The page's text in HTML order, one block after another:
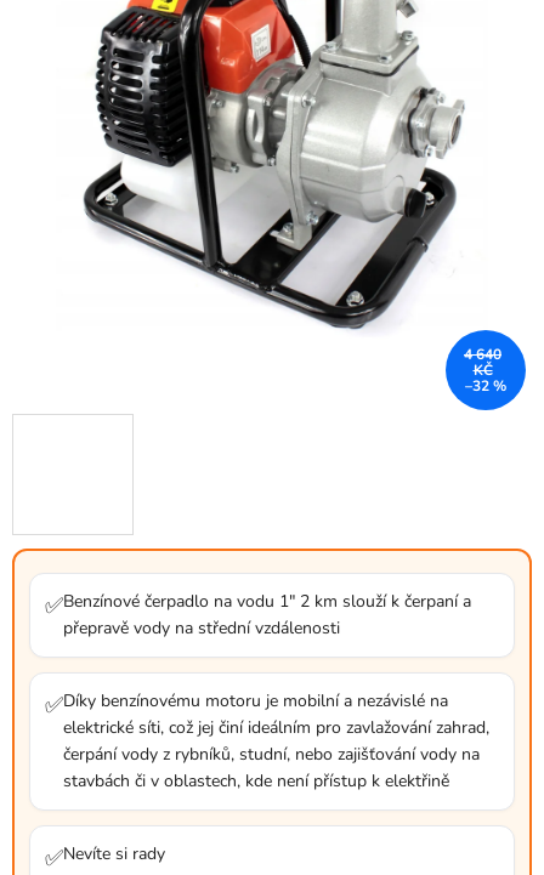
✅Benzínové čerpadlo na vodu 1" 2 km slouží k čerpaní a
přepravě vody na střední vzdálenosti
✅Díky benzínovému motoru je mobilní a nezávislé na
elektrické síti, což jej činí ideálním pro zavlažování zahrad,
čerpání vody z rybníků, studní, nebo zajišťování vody na
stavbách či v oblastech, kde není přístup k elektřině
✅Nevíte si rady
hvězdiček.
4 640
KČ
–32 %